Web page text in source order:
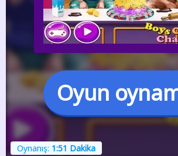
Oyun
Oynanış: 1:51 Dakika